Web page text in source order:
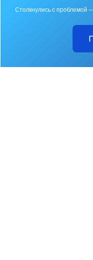
Столкнулись с проблемой